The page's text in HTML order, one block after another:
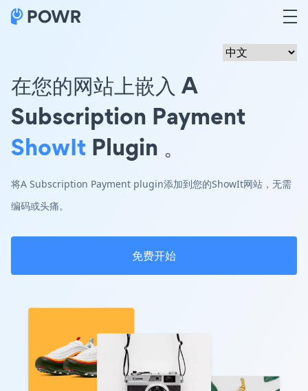
在您的网站上嵌入 A
Subscription Payment
ShowIt Plugin 。
将A Subscription Payment plugin添加到您的ShowIt网站，无需
编码或头痛。
免费开始